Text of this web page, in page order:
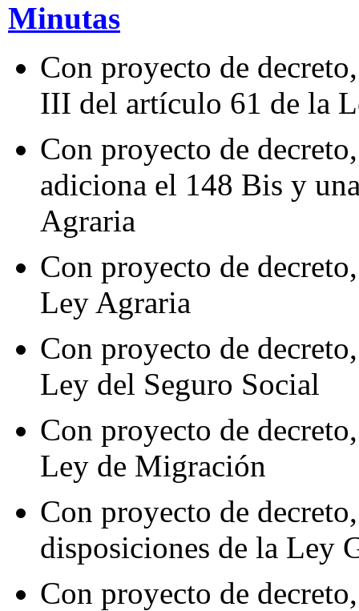
Minutas
Con proyecto de
III del artículo 61 de la
Con proyecto de
adiciona el 148 Bis y
Agraria
Con proyecto de
Ley Agraria
Con proyecto de
Ley del Seguro Social
Con proyecto de
Ley de Migración
Con proyecto de
disposiciones de la Ley
Con proyecto de